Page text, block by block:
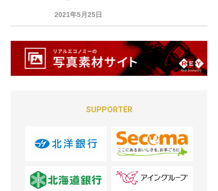
2021年5月25日
SUPPORTER